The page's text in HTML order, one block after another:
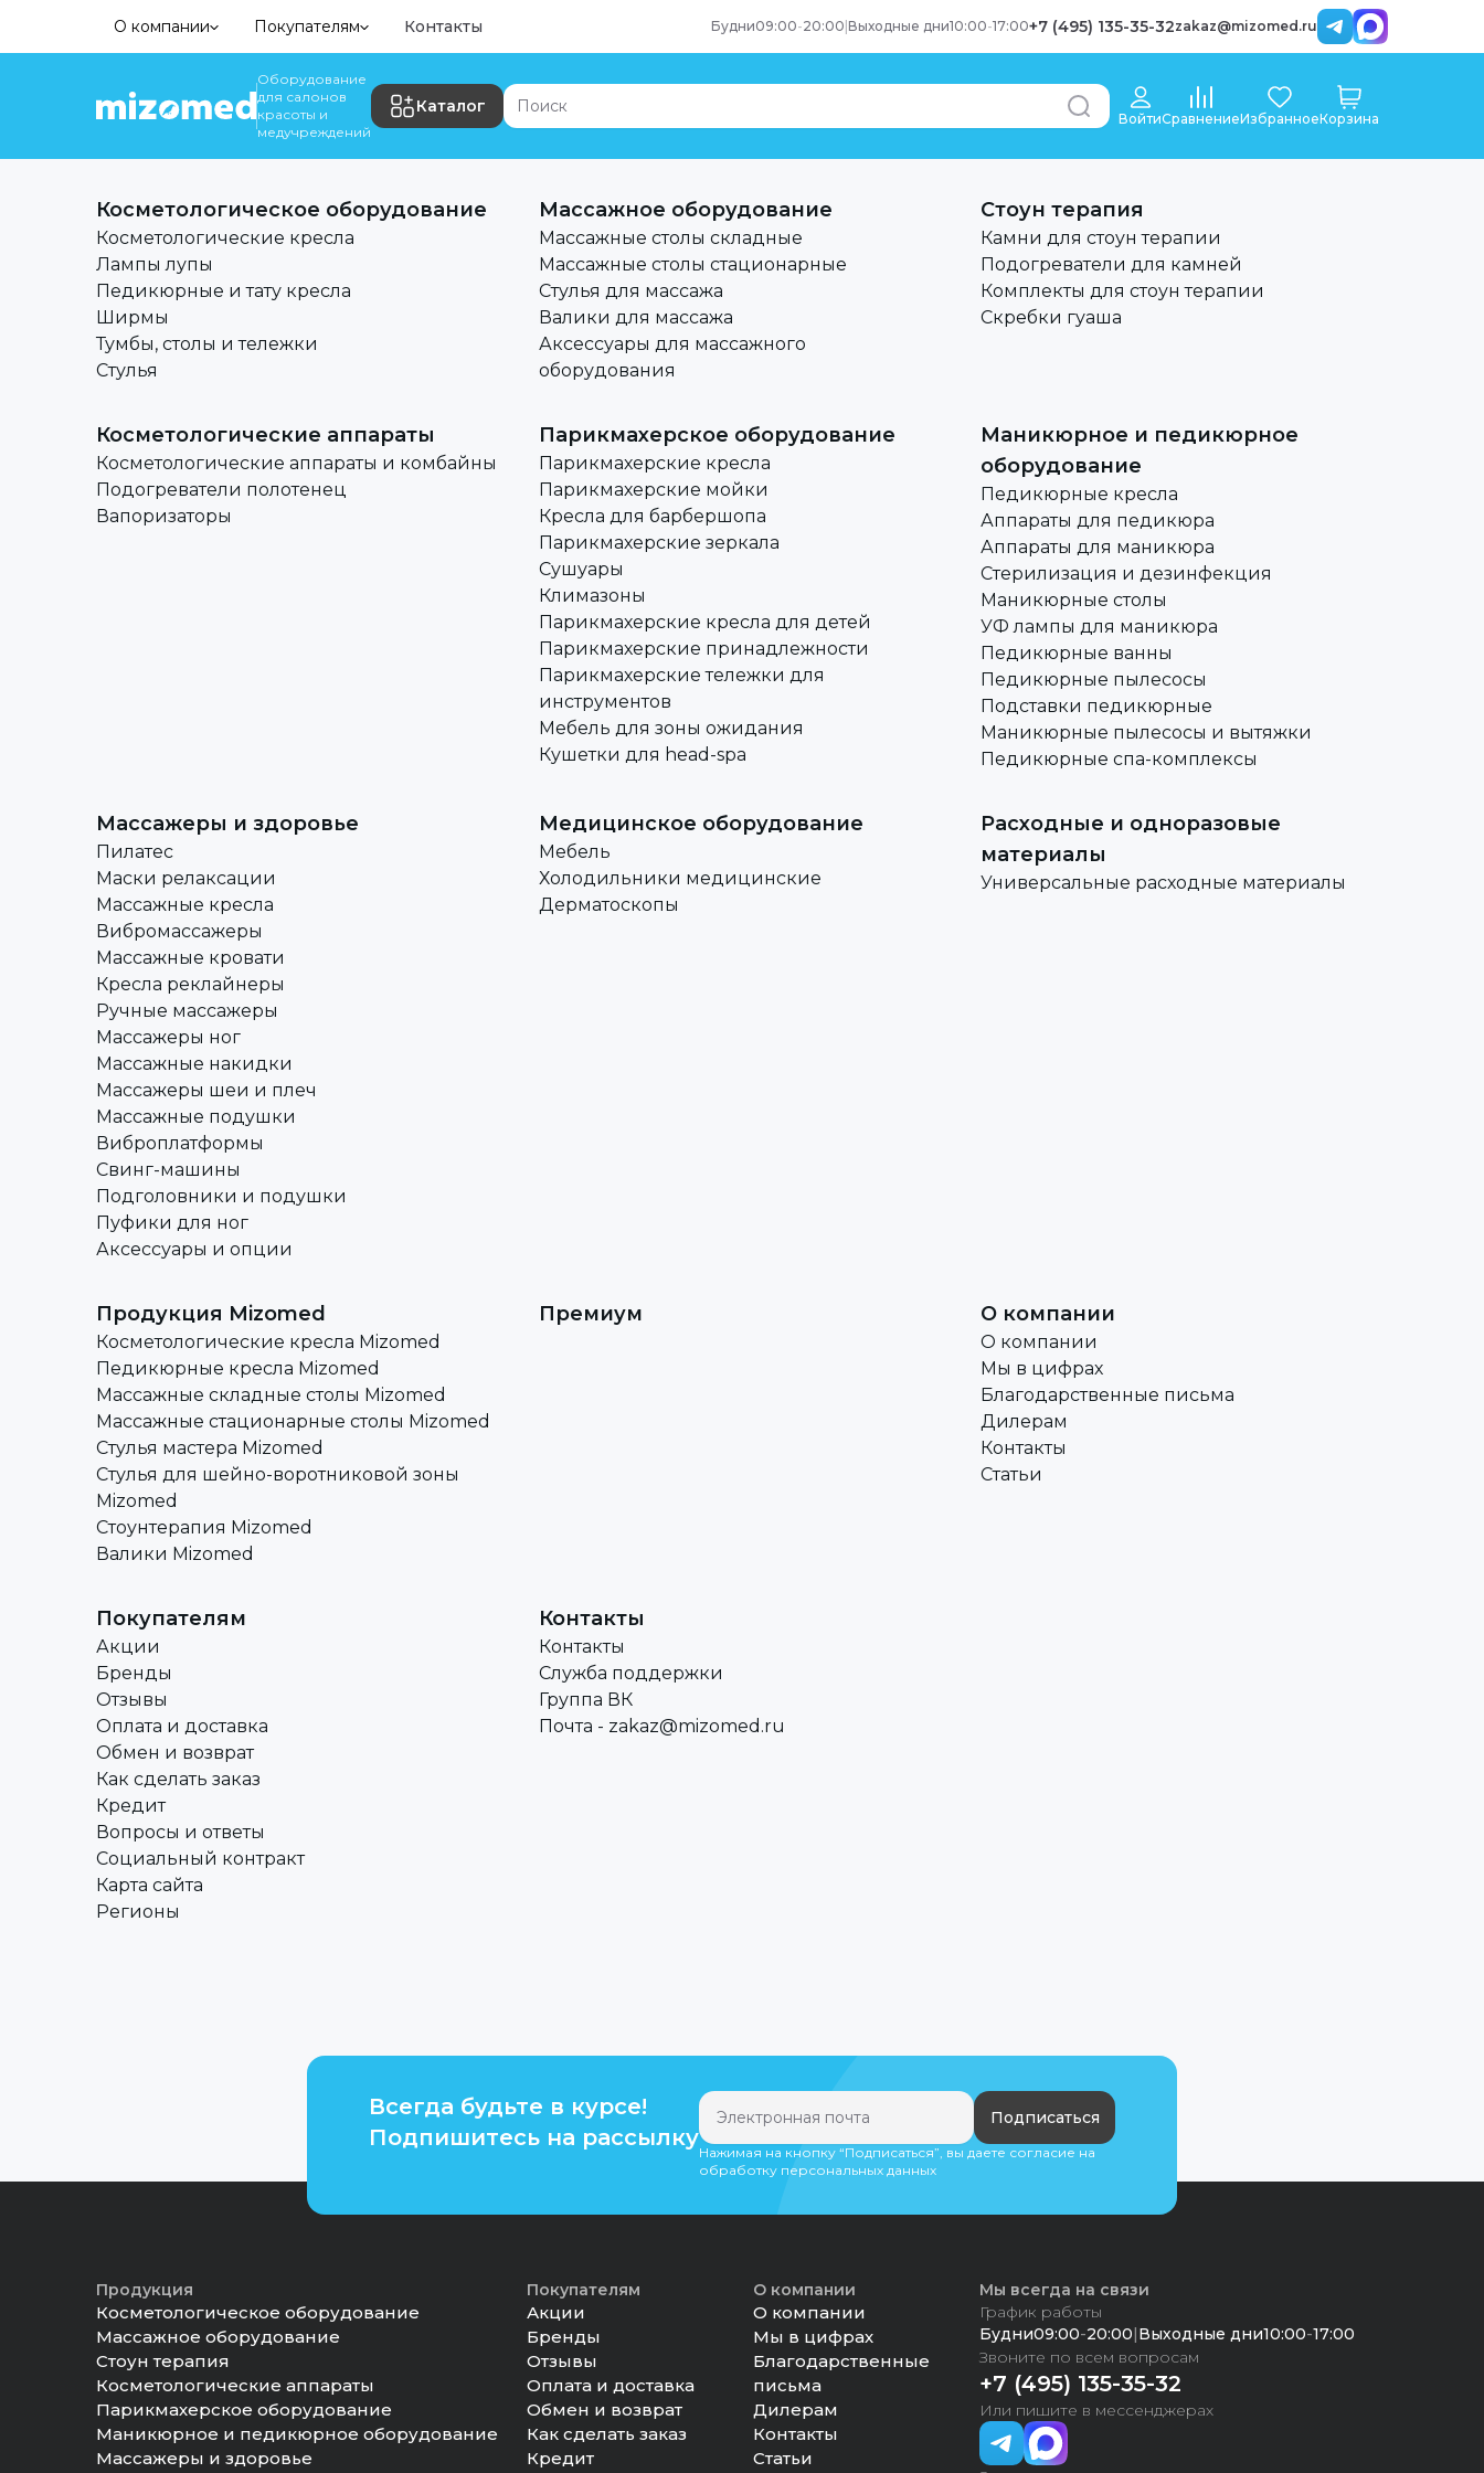
О компании Покупателям Контакты Будни09:00-20:00 Выходные дни10:00-17:00+7 (495) 135-35-32zakaz@mizomed.ru
Оборудование
для салонов
красоты и
медучреждений
Каталог
ВойтиСравнениеИзбранноеКорзина
Косметологическое оборудование
Косметологические кресла
Лампы лупы
Педикюрные и тату кресла
Ширмы
Тумбы, столы и тележки
Стулья
Массажное оборудование
Массажные столы складные
Массажные столы стационарные
Стулья для массажа
Валики для массажа
Аксессуары для массажного
оборудования
Стоун терапия
Камни для стоун терапии
Подогреватели для камней
Комплекты для стоун терапии
Скребки гуаша
Косметологические аппараты
Косметологические аппараты и комбайны
Подогреватели полотенец
Вапоризаторы
Парикмахерское оборудование
Парикмахерские кресла
Парикмахерские мойки
Кресла для барбершопа
Парикмахерские зеркала
Сушуары
Климазоны
Парикмахерские кресла для детей
Парикмахерские принадлежности
Парикмахерские тележки для
инструментов
Мебель для зоны ожидания
Кушетки для head-spa
Маникюрное и педикюрное
оборудование
Педикюрные кресла
Аппараты для педикюра
Аппараты для маникюра
Стерилизация и дезинфекция
Маникюрные столы
УФ лампы для маникюра
Педикюрные ванны
Педикюрные пылесосы
Подставки педикюрные
Маникюрные пылесосы и вытяжки
Педикюрные спа-комплексы
Массажеры и здоровье
Пилатес
Маски релаксации
Массажные кресла
Вибромассажеры
Массажные кровати
Кресла реклайнеры
Ручные массажеры
Массажеры ног
Массажные накидки
Массажеры шеи и плеч
Массажные подушки
Виброплатформы
Свинг-машины
Подголовники и подушки
Пуфики для ног
Аксессуары и опции
Медицинское оборудование
Мебель
Холодильники медицинские
Дерматоскопы
Расходные и одноразовые
материалы
Универсальные расходные материалы
Продукция Mizomed
Косметологические кресла Mizomed
Педикюрные кресла Mizomed
Массажные складные столы Mizomed
Массажные стационарные столы Mizomed
Стулья мастера Mizomed
Стулья для шейно-воротниковой зоны
Mizomed
Стоунтерапия Mizomed
Валики Mizomed
Премиум О компании
О компании
Мы в цифрах
Благодарственные письма
Дилерам
Контакты
Статьи
Покупателям
Акции
Бренды
Отзывы
Оплата и доставка
Обмен и возврат
Как сделать заказ
Кредит
Вопросы и ответы
Социальный контракт
Карта сайта
Регионы
Контакты
Контакты
Служба поддержки
Группа ВК
Почта - zakaz@mizomed.ru
Всегда будьте в курсе!
Подпишитесь на рассылку
Подписаться
Нажимая на кнопку “Подписаться”, вы даете согласие на
обработку персональных данных
Продукция
Косметологическое оборудование
Массажное оборудование
Стоун терапия
Косметологические аппараты
Парикмахерское оборудование
Маникюрное и педикюрное оборудование
Массажеры и здоровье
Покупателям
Акции
Бренды
Отзывы
Оплата и доставка
Обмен и возврат
Как сделать заказ
Кредит
О компании
О компании
Мы в цифрах
Благодарственные
письма
Дилерам
Контакты
Статьи
Мы всегда на связи
График работы
Будни09:00-20:00|Выходные дни10:00-17:00
Звоните по всем вопросам
+7 (495) 135-35-32
Или пишите в мессенджерах